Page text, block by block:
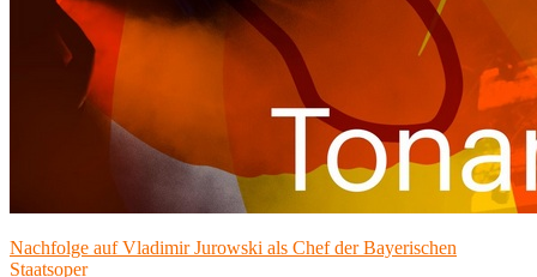
Nachfolge auf Vladimir Jurowski als Chef der Bayerischen
Staatsoper